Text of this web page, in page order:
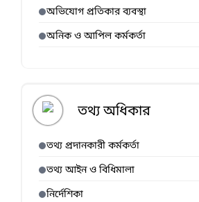
অভিযোগ প্রতিকার ব্যবস্থা
অনিক ও আপিল কর্মকর্তা
তথ্য অধিকার
তথ্য প্রদানকারী কর্মকর্তা
তথ্য আইন ও বিধিমালা
নির্দেশিকা